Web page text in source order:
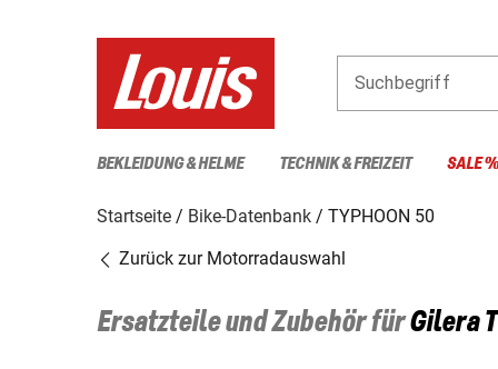
Suchbegriff
BEKLEIDUNG & HELME TECHNIK & FREIZEIT SALE %
Startseite Bike-Datenbank
TYPHOON 50
Zurück zur Motorradauswahl
Ersatzteile und Zubehör fürGilera